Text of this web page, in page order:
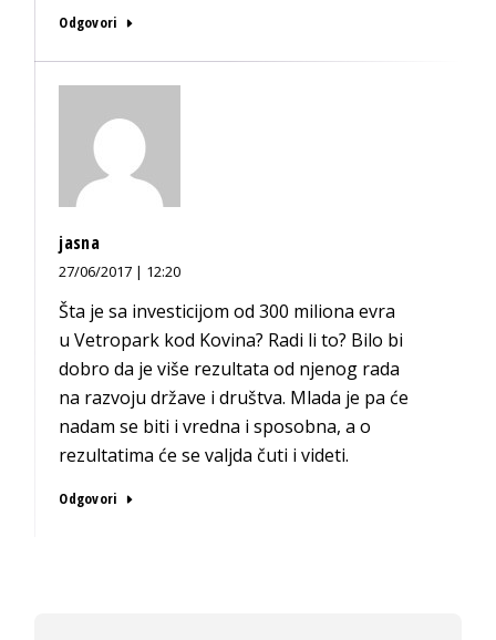
Odgovori
jasna
27/06/2017 | 12:20
Šta je sa investicijom od 300 miliona evra
u Vetropark kod Kovina? Radi li to? Bilo bi
dobro da je više rezultata od njenog rada
na razvoju države i društva. Mlada je pa će
nadam se biti i vredna i sposobna, a o
rezultatima će se valjda čuti i videti.
Odgovori